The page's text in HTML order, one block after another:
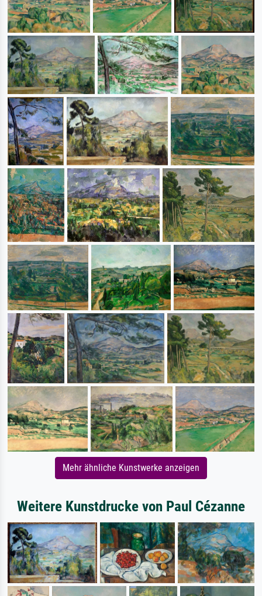
Mehr ähnliche Kunstwerke anzeigen
Weitere Kunstdrucke von Paul Cézanne